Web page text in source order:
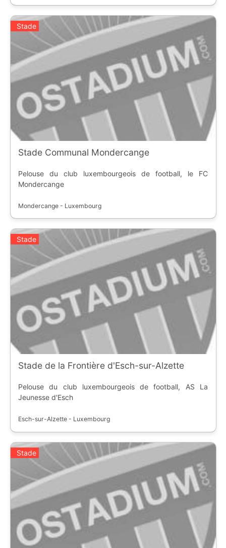
Stade
Stade Communal Mondercange
Pelouse du club luxembourgeois de football, le FC
Mondercange
Mondercange - Luxembourg
Stade
Stade de la Frontière d'Esch-sur-Alzette
Pelouse du club luxembourgeois de football, AS La
Jeunesse d'Esch
Esch-sur-Alzette - Luxembourg
Stade